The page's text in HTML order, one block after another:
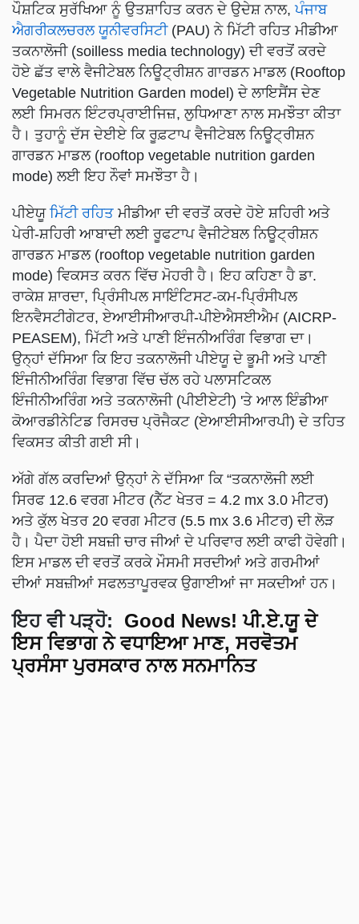
ਪੌਸ਼ਟਿਕ ਸੁਰੱਖਿਆ ਨੂੰ ਉਤਸ਼ਾਹਿਤ ਕਰਨ ਦੇ ਉਦੇਸ਼ ਨਾਲ,ਪੰਜਾਬ
ਐਗਰੀਕਲਚਰਲ ਯੂਨੀਵਰਸਿਟੀ(PAU) ਨੇ ਮਿੱਟੀ ਰਹਿਤ ਮੀਡੀਆ
ਤਕਨਾਲੋਜੀ (soilless media technology) ਦੀ ਵਰਤੋਂ ਕਰਦੇ
ਹੋਏ ਛੱਤ ਵਾਲੇ ਵੈਜੀਟੇਬਲ ਨਿਊਟ੍ਰੀਸ਼ਨ ਗਾਰਡਨ ਮਾਡਲ (Rooftop
Vegetable Nutrition Garden model) ਦੇ ਲਾਇਸੈਂਸ ਦੇਣ
ਲਈ ਸਿਮਰਨ ਇੰਟਰਪ੍ਰਾਈਜਿਜ਼, ਲੁਧਿਆਣਾ ਨਾਲ ਸਮਝੌਤਾ ਕੀਤਾ
ਹੈ। ਤੁਹਾਨੂੰ ਦੱਸ ਦੇਈਏ ਕਿ ਰੂਫ਼ਟਾਪ ਵੈਜੀਟੇਬਲ ਨਿਊਟ੍ਰੀਸ਼ਨ
ਗਾਰਡਨ ਮਾਡਲ (rooftop vegetable nutrition garden
mode) ਲਈ ਇਹ ਨੌਵਾਂ ਸਮਝੌਤਾ ਹੈ।
ਪੀਏਯੂ ਮਿੱਟੀ ਰਹਿਤ ਮੀਡੀਆ ਦੀ ਵਰਤੋਂ ਕਰਦੇ ਹੋਏ ਸ਼ਹਿਰੀ ਅਤੇ
ਪੇਰੀ-ਸ਼ਹਿਰੀ ਆਬਾਦੀ ਲਈ ਰੂਫਟਾਪ ਵੈਜੀਟੇਬਲ ਨਿਊਟ੍ਰੀਸ਼ਨ
ਗਾਰਡਨ ਮਾਡਲ (rooftop vegetable nutrition garden
mode) ਵਿਕਸਤ ਕਰਨ ਵਿੱਚ ਮੋਹਰੀ ਹੈ। ਇਹ ਕਹਿਣਾ ਹੈ ਡਾ.
ਰਾਕੇਸ਼ ਸ਼ਾਰਦਾ, ਪ੍ਰਿੰਸੀਪਲ ਸਾਇੰਟਿਸਟ-ਕਮ-ਪ੍ਰਿੰਸੀਪਲ
ਇਨਵੈਸਟੀਗੇਟਰ, ਏਆਈਸੀਆਰਪੀ-ਪੀਏਐਸਈਐਮ (AICRP-
PEASEM), ਮਿੱਟੀ ਅਤੇ ਪਾਣੀ ਇੰਜਨੀਅਰਿੰਗ ਵਿਭਾਗ ਦਾ।
ਉਨ੍ਹਾਂ ਦੱਸਿਆ ਕਿ ਇਹ ਤਕਨਾਲੋਜੀ ਪੀਏਯੂ ਦੇ ਭੂਮੀ ਅਤੇ ਪਾਣੀ
ਇੰਜੀਨੀਅਰਿੰਗ ਵਿਭਾਗ ਵਿੱਚ ਚੱਲ ਰਹੇ ਪਲਾਸਟਿਕਲ
ਇੰਜੀਨੀਅਰਿੰਗ ਅਤੇ ਤਕਨਾਲੋਜੀ (ਪੀਈਏਟੀ) 'ਤੇ ਆਲ ਇੰਡੀਆ
ਕੋਆਰਡੀਨੇਟਿਡ ਰਿਸਰਚ ਪ੍ਰੋਜੈਕਟ (ਏਆਈਸੀਆਰਪੀ) ਦੇ ਤਹਿਤ
ਵਿਕਸਤ ਕੀਤੀ ਗਈ ਸੀ।
ਅੱਗੇ ਗੱਲ ਕਰਦਿਆਂ ਉਨ੍ਹਾਂ ਨੇ ਦੱਸਿਆ ਕਿ “ਤਕਨਾਲੋਜੀ ਲਈ
ਸਿਰਫ 12.6 ਵਰਗ ਮੀਟਰ (ਨੈੱਟ ਖੇਤਰ = 4.2 mx 3.0 ਮੀਟਰ)
ਅਤੇ ਕੁੱਲ ਖੇਤਰ 20 ਵਰਗ ਮੀਟਰ (5.5 mx 3.6 ਮੀਟਰ) ਦੀ ਲੋੜ
ਹੈ। ਪੈਦਾ ਹੋਈ ਸਬਜ਼ੀ ਚਾਰ ਜੀਆਂ ਦੇ ਪਰਿਵਾਰ ਲਈ ਕਾਫੀ ਹੋਵੇਗੀ।
ਇਸ ਮਾਡਲ ਦੀ ਵਰਤੋਂ ਕਰਕੇ ਮੌਸਮੀ ਸਰਦੀਆਂ ਅਤੇ ਗਰਮੀਆਂ
ਦੀਆਂ ਸਬਜ਼ੀਆਂ ਸਫਲਤਾਪੂਰਵਕ ਉਗਾਈਆਂ ਜਾ ਸਕਦੀਆਂ ਹਨ।
ਇਹ ਵੀ ਪੜ੍ਹੋ:
Good News! ਪੀ.ਏ.ਯੂ ਦੇ
ਇਸ ਵਿਭਾਗ ਨੇ ਵਧਾਇਆ ਮਾਣ, ਸਰਵੋਤਮ
ਪ੍ਰਸੰਸਾ ਪੁਰਸਕਾਰ ਨਾਲ ਸਨਮਾਨਿਤ